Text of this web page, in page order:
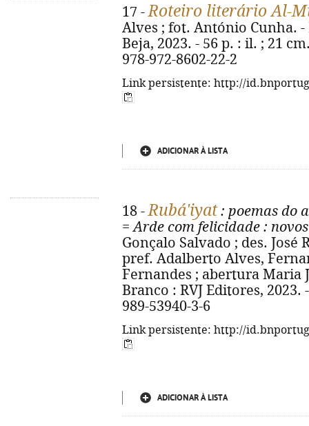
17 -Roteiro literário Al-
Alves ; fot. António Cunha.
Beja, 2023. - 56 p. : il. ; 21
978-972-8602-22-2
Link persistente: http://
ADICIONAR À LISTA
18 -Rubá'iyat: poemas do
=Arde com felicidade :
Gonçalo Salvado ; des. José
pref. Adalberto Alves,
Fernandes ; abertura Maria
Branco : RVJ Editores, 2023.
989-53940-3-6
Link persistente: http://
ADICIONAR À LISTA